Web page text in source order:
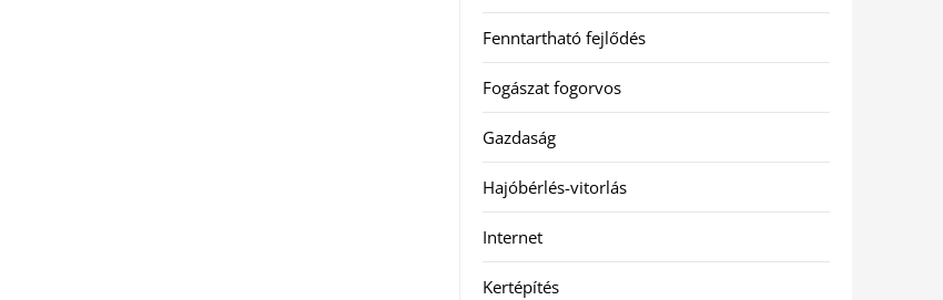
Fenntartható fejlődés
Fogászat fogorvos
Gazdaság
Hajóbérlés-vitorlás
Internet
Kertépítés